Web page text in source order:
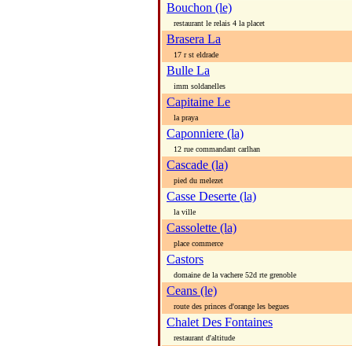
Bouchon (le)
restaurant le relais 4 la placet
Brasera La
17 r st eldrade
Bulle La
imm soldanelles
Capitaine Le
la praya
Caponniere (la)
12 rue commandant carlhan
Cascade (la)
pied du melezet
Casse Deserte (la)
la ville
Cassolette (la)
place commerce
Castors
domaine de la vachere 52d rte grenoble
Ceans (le)
route des princes d'orange les begues
Chalet Des Fontaines
restaurant d'altitude